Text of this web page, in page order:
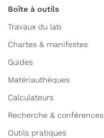
Boîte à outils
Travaux du lab
Chartes & manifestes
Guides
Matériauthèques
Calculateurs
Recherche & conférences
Outils pratiques